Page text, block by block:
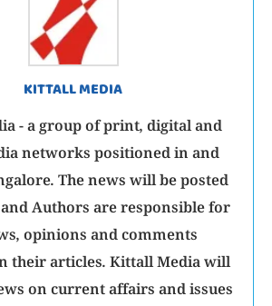
KITTALL MEDIA
- a group of print, digital and
networks positioned in and
The news will be posted
Authors are responsible for
opinions and comments
their articles. Kittall Media will
on current affairs and issues